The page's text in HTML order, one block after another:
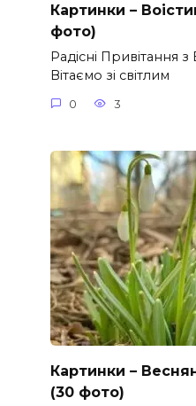
Картинки –
фото)
Радісні Привітання
Вітаємо зі світлим
0 3
Картинки –
(30 фото)